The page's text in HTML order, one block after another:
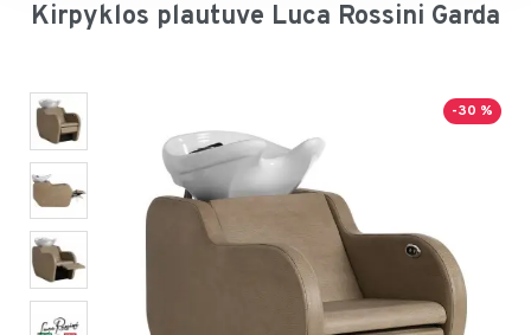
Kirpyklos plautuve Luca Rossini Garda
-30 %